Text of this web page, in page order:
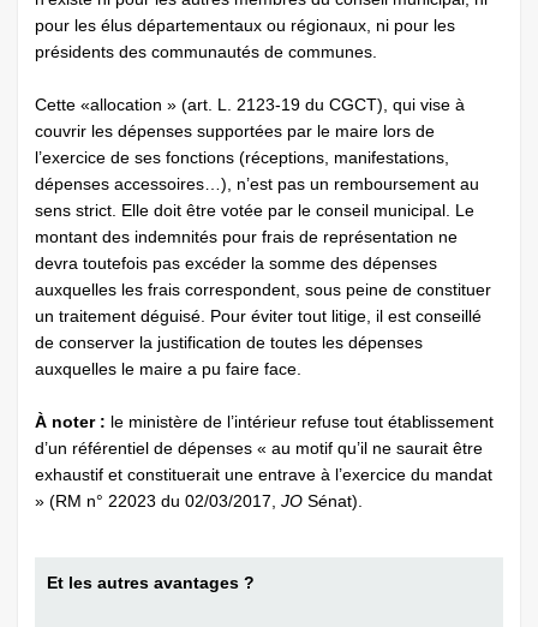
pour les élus départementaux ou régionaux, ni pour les
présidents des communautés de communes.
Cette «allocation » (art. L. 2123-19 du CGCT), qui vise à
couvrir les dépenses supportées par le maire lors de
l’exercice de ses fonctions (réceptions, manifestations,
dépenses accessoires…), n’est pas un remboursement au
sens strict. Elle doit être votée par le conseil municipal. Le
montant des indemnités pour frais de représentation ne
devra toutefois pas excéder la somme des dépenses
auxquelles les frais correspondent, sous peine de constituer
un traitement déguisé. Pour éviter tout litige, il est conseillé
de conserver la justification de toutes les dépenses
auxquelles le maire a pu faire face.
À noter : le ministère de l’intérieur refuse tout établissement
d’un référentiel de dépenses « au motif qu’il ne saurait être
exhaustif et constituerait une entrave à l’exercice du mandat
» (RM n° 22023 du 02/03/2017, JO Sénat).
Et les autres avantages ?